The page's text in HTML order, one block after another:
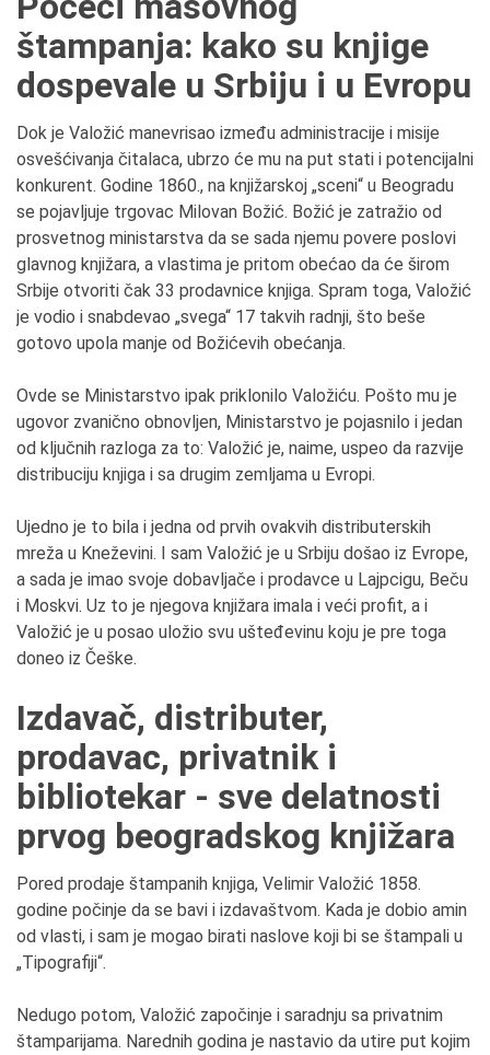
štampanja: kako su knjige
dospevale u Srbiju i u Evropu
Dok je Valožić manevrisao između administracije i misije
osvešćivanja čitalaca, ubrzo će mu na put stati i potencijalni
konkurent. Godine 1860., na knjižarskoj „sceni“ u Beogradu
se pojavljuje trgovac Milovan Božić. Božić je zatražio od
prosvetnog ministarstva da se sada njemu povere poslovi
glavnog knjižara, a vlastima je pritom obećao da će širom
Srbije otvoriti čak 33 prodavnice knjiga. Spram toga, Valožić
je vodio i snabdevao „svega“ 17 takvih radnji, što beše
gotovo upola manje od Božićevih obećanja.
Ovde se Ministarstvo ipak priklonilo Valožiću. Pošto mu je
ugovor zvanično obnovljen, Ministarstvo je pojasnilo i jedan
od ključnih razloga za to: Valožić je, naime, uspeo da razvije
distribuciju knjiga i sa drugim zemljama u Evropi.
Ujedno je to bila i jedna od prvih ovakvih distributerskih
mreža u Kneževini. I sam Valožić je u Srbiju došao iz Evrope,
a sada je imao svoje dobavljače i prodavce u Lajpcigu, Beču
i Moskvi. Uz to je njegova knjižara imala i veći profit, a i
Valožić je u posao uložio svu ušteđevinu koju je pre toga
doneo iz Češke.
Izdavač, distributer,
prodavac, privatnik i
bibliotekar - sve delatnosti
prvog beogradskog knjižara
Pored prodaje štampanih knjiga, Velimir Valožić 1858.
godine počinje da se bavi i izdavaštvom. Kada je dobio amin
od vlasti, i sam je mogao birati naslove koji bi se štampali u
„Tipografiji“.
Nedugo potom, Valožić započinje i saradnju sa privatnim
štamparijama. Narednih godina je nastavio da utire put kojim